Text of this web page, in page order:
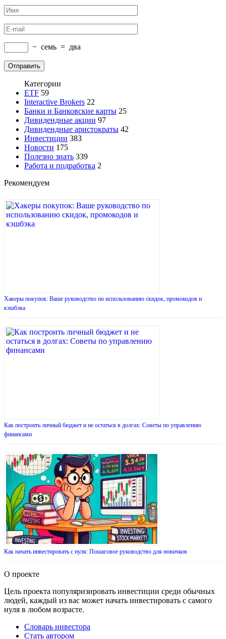
− семь = два
Категории
ETF 59
Interactive Brokers 22
Банки и Банковские карты 25
Дивидендные акции 97
Дивидендные аристократы 42
Инвестиции 383
Новости 175
Полезно знать 339
Работа и подработка 2
Рекомендуем
Хакеры покупок: Ваше руководство по использованию скидок, промокодов и
кэшбэка
Как построить личный бюджет и не остаться в долгах: Советы по управлению
финансами
Как начать инвестировать с нуля: Пошаговое руководство для новичков
О проекте
Цель проекта популяризировать инвестиции среди обычных
людей, каждый из вас может начать инвестировать с самого
нуля в любом возрасте.
Словарь инвестора
Стать автором